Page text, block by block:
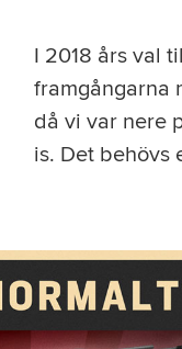
I 2018 års val
framgångarna
då vi var nere
is. Det behövs